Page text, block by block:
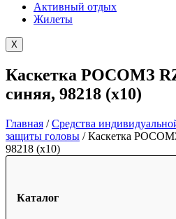
Активный отдых
Жилеты
X
Каскетка РОСОМЗ
синяя, 98218 (х10)
Главная /Средства
защиты головы / Каскетка
98218 (х10)
Каталог